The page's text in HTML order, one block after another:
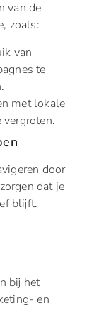
van de
zoals:
van
te
met lokale
door
dat je
blijft.
bij het
en